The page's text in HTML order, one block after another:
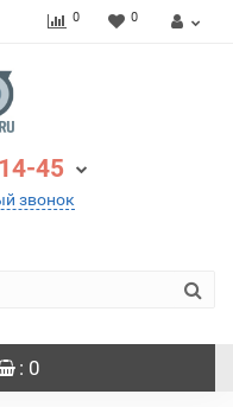
0 0
45
звонок
: 0